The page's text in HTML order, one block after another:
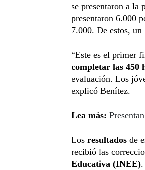
se presentaron a la
presentaron 6.000
7.000. De estos, un
“Este es el primer
completar las 450
evaluación. Los
explicó Benítez.
Lea más:
Los resultados de
recibió las
Educativa (INEE).